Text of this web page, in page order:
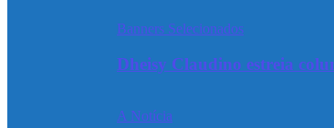
Banners Selecionados
Dheisy Claudino estreia
A Notícia